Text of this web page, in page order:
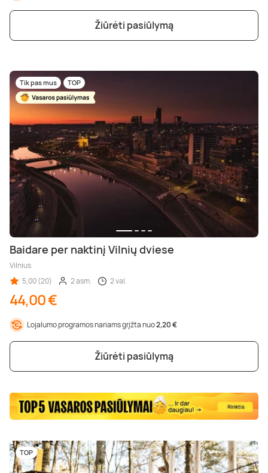
Poilsis dvaruose ir pilyse
Masažų kompleksai
Kitos vandens pramogos
Žiūrėti pasiūlymą
Tik pas mus TOP
Baidare per naktinį Vilnių dviese
Vilnius
5,00 (20)
2 asm. 2 val.
44,00 €
Lojalumo programos nariams grįžta nuo2,20 €
Žiūrėti pasiūlymą
TOP